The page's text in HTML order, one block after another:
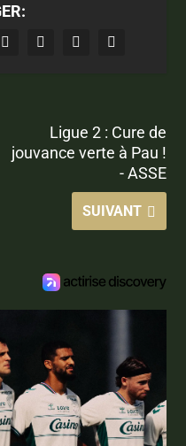
Ligue 2 : Cure de
jouvance verte à Pau !
- ASSE
SUIVANT